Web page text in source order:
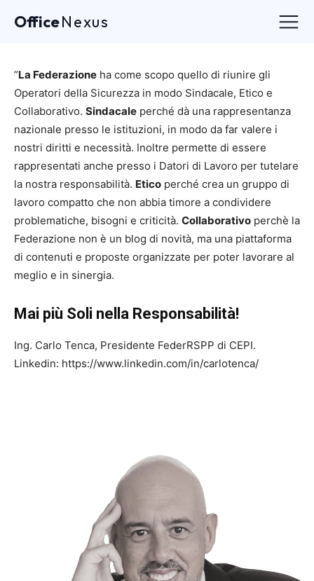
OfficeNexus
”La Federazione ha come scopo quello di riunire gli
Operatori della Sicurezza in modo Sindacale, Etico e
Collaborativo. Sindacale perché dà una rappresentanza
nazionale presso le istituzioni, in modo da far valere i
nostri diritti e necessità. Inoltre permette di essere
rappresentati anche presso i Datori di Lavoro per tutelare
la nostra responsabilità. Etico perché crea un gruppo di
lavoro compatto che non abbia timore a condividere
problematiche, bisogni e criticità. Collaborativo perchè la
Federazione non è un blog di novità, ma una piattaforma
di contenuti e proposte organizzate per poter lavorare al
meglio e in sinergia.
Mai più Soli nella Responsabilità!
Ing. Carlo Tenca, Presidente FederRSPP di CEPI.
Linkedin: https://www.linkedin.com/in/carlotenca/